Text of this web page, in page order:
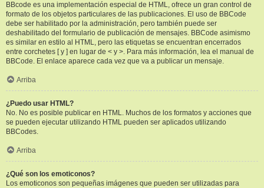
BBcode es una implementación especial de HTML, ofrece un gran control de
formato de los objetos particulares de las publicaciones. El uso de BBCode
debe ser habilitado por la administración, pero también puede ser
deshabilitado del formulario de publicación de mensajes. BBCode asimismo
es similar en estilo al HTML, pero las etiquetas se encuentran encerrados
entre corchetes [ y ] en lugar de < y >. Para más información, lea el manual de
BBCode. El enlace aparece cada vez que va a publicar un mensaje.
Arriba
¿Puedo usar HTML?
No. No es posible publicar en HTML. Muchos de los formatos y acciones que
se pueden ejecutar utilizando HTML pueden ser aplicados utilizando
BBCodes.
Arriba
¿Qué son los emoticonos?
Los emoticonos son pequeñas imágenes que pueden ser utilizadas para